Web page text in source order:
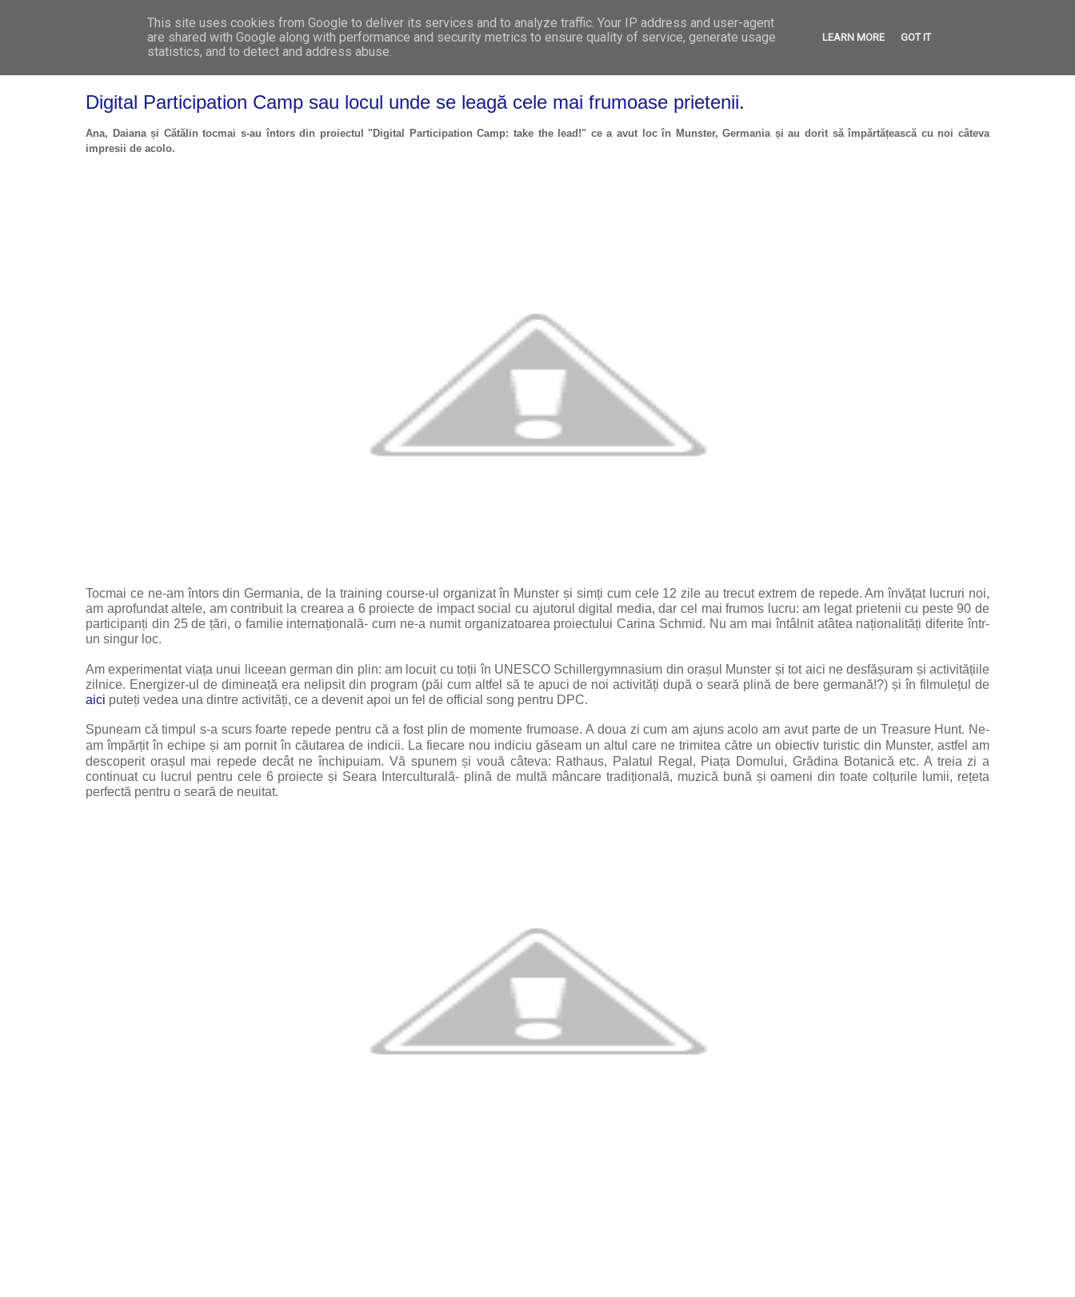
CONTACT
GET INVOLVED
WHAT WE DO
WHO WE ARE
Digital Participation Camp sau locul unde se leagă cele mai frumoase prietenii.
Ana, Daiana și Cătălin tocmai s-au întors din proiectul "Digital Participation Camp: take the lead!" ce a avut loc în Munster, Germania și au dorit să împărtățească cu noi câteva
impresii de acolo.
Tocmai ce ne-am întors din Germania, de la training course-ul organizat în Munster și simți cum cele 12 zile au trecut extrem de repede. Am învățat lucruri noi,
am aprofundat altele, am contribuit la crearea a 6 proiecte de impact social cu ajutorul digital media, dar cel mai frumos lucru: am legat prietenii cu peste 90 de
participanți din 25 de țări, o familie internațională- cum ne-a numit organizatoarea proiectului Carina Schmid. Nu am mai întâlnit atâtea naționalități diferite într-
un singur loc.
Am experimentat viața unui liceean german din plin: am locuit cu toții în UNESCO Schillergymnasium din orașul Munster și tot aici ne desfășuram și activitățiile
zilnice. Energizer-ul de dimineață era nelipsit din program (păi cum altfel să te apuci de noi activități după o seară plină de bere germană!?) și în filmulețul de
aici puteți vedea una dintre activități, ce a devenit apoi un fel de official song pentru DPC.
Spuneam că timpul s-a scurs foarte repede pentru că a fost plin de momente frumoase.A doua zi cum am ajuns acolo am avut parte de un Treasure Hunt. Ne-
am împărțit în echipe și am pornit în căutarea de indicii. La fiecare nou indiciu găseam un altul care ne trimitea către un obiectiv turistic din Munster, astfel am
descoperit orașul mai repede decât ne închipuiam. Vă spunem și vouă câteva: Rathaus, Palatul Regal, Piața Domului, Grădina Botanică etc. A treia zi a
continuat cu lucrul pentru cele 6 proiecte și Seara Interculturală- plină de multă mâncare tradițională, muzică bună și oameni din toate colțurile lumii, rețeta
perfectă pentru o seară de neuitat.
This site uses cookies from Google to deliver its services and to analyze traffic. Your IP address and user-agent
are shared with Google along with performance and security metrics to ensure quality of service, generate usage
statistics, and to detect and address abuse.
LEARN MORE GOT IT